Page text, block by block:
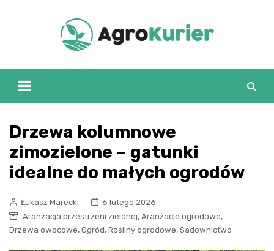
Drzewa kolumnowe
zimozielone – gatunki
idealne do małych ogrodów
Łukasz Marecki
6 lutego 2026
Aranżacja przestrzeni zielonej, Aranżacje ogrodowe,
Drzewa owocowe, Ogród, Rośliny ogrodowe, Sadownictwo